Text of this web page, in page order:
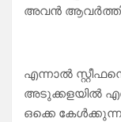
അവൻ
എന്നാൽ
അടുക്കളയിൽ
ഒക്കെ